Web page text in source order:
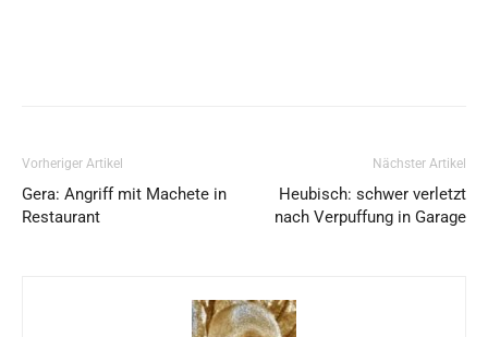
Vorheriger Artikel
Gera: Angriff mit Machete in
Restaurant
Nächster Artikel
Heubisch: schwer verletzt
nach Verpuffung in Garage